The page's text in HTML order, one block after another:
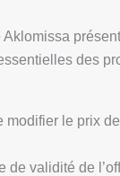
des
le prix
validité de